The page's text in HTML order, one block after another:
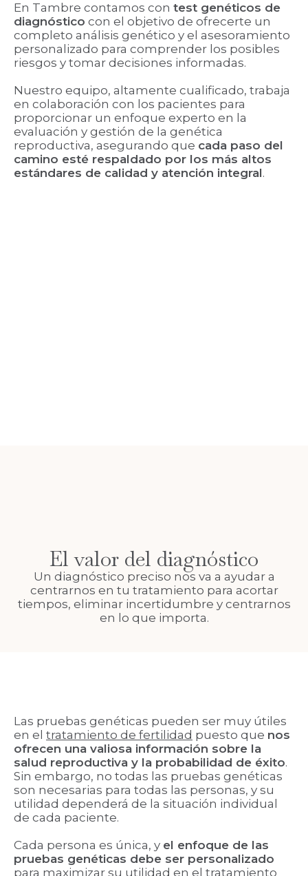
En Tambre contamos con test genéticos de
diagnóstico con el objetivo de ofrecerte un
completo análisis genético y el asesoramiento
personalizado para comprender los posibles
riesgos y tomar decisiones informadas.
Nuestro equipo, altamente cualificado, trabaja
en colaboración con los pacientes para
proporcionar un enfoque experto en la
evaluación y gestión de la genética
reproductiva, asegurando que cada paso del
camino esté respaldado por los más altos
estándares de calidad y atención integral.
El valor del diagnóstico
Un diagnóstico preciso nos va a ayudar a
centrarnos en tu tratamiento para acortar
tiempos, eliminar incertidumbre y centrarnos
en lo que importa.
Las pruebas genéticas pueden ser muy útiles
en el tratamiento de fertilidad puesto que nos
ofrecen una valiosa información sobre la
salud reproductiva y la probabilidad de éxito.
Sin embargo, no todas las pruebas genéticas
son necesarias para todas las personas, y su
utilidad dependerá de la situación individual
de cada paciente.
Cada persona es única, y el enfoque de las
pruebas genéticas debe ser personalizado
para maximizar su utilidad en el tratamiento